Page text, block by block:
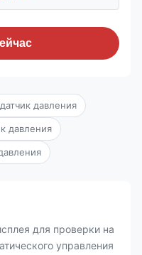
давления
давления
для проверки на
управления